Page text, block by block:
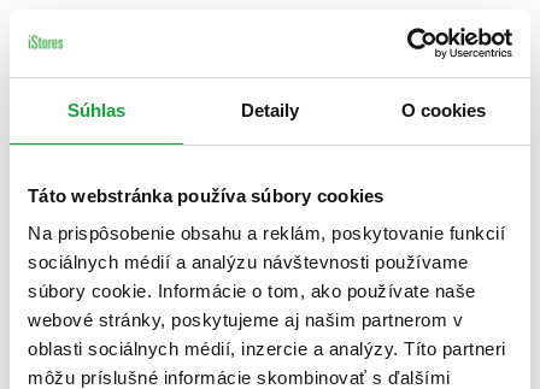
Súhlas Detaily O cookies
Táto webstránka používa súbory cookies
Na prispôsobenie obsahu a reklám, poskytovanie funkcií
sociálnych médií a analýzu návštevnosti používame
súbory cookie. Informácie o tom, ako používate naše
webové stránky, poskytujeme aj našim partnerom v
oblasti sociálnych médií, inzercie a analýzy. Títo partneri
môžu príslušné informácie skombinovať s ďalšími